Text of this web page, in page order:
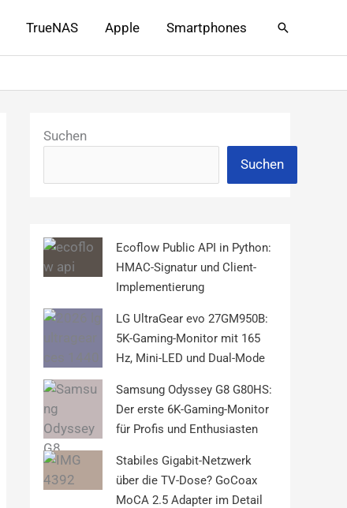
TrueNAS Apple Smartphones Suchen
Suchen
Suchen
Ecoflow Public API in Python:
HMAC-Signatur und Client-
Implementierung
LG UltraGear evo 27GM950B:
5K-Gaming-Monitor mit 165
Hz, Mini-LED und Dual-Mode
Samsung Odyssey G8 G80HS:
Der erste 6K-Gaming-Monitor
für Profis und Enthusiasten
Stabiles Gigabit-Netzwerk
über die TV-Dose? GoCoax
MoCA 2.5 Adapter im Detail